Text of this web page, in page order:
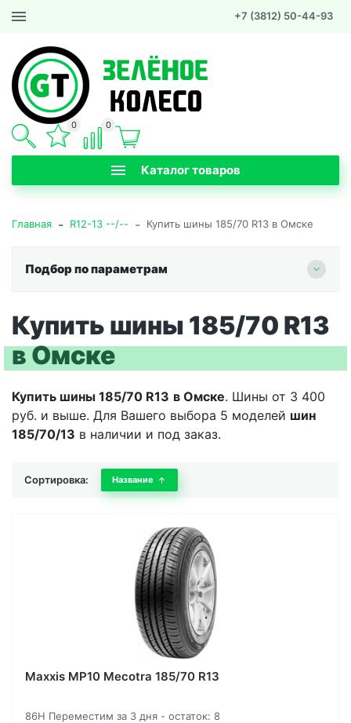
+7 (3812) 50-44-93
Каталог товаров
0 0
Главная - R12-13 --/-- - Купить шины 185/70 R13 в Омске
Подбор по параметрам
Купить шины 185/70 R13
в Омске
Купить шины 185/70 R13 в Омске. Шины от 3 400
руб. и выше. Для Вашего выбора 5 моделей шин
185/70/13 в наличии и под заказ.
Сортировка: Название
Maxxis MP10 Mecotra 185/70 R13
86H Переместим за 3 дня - остаток: 8